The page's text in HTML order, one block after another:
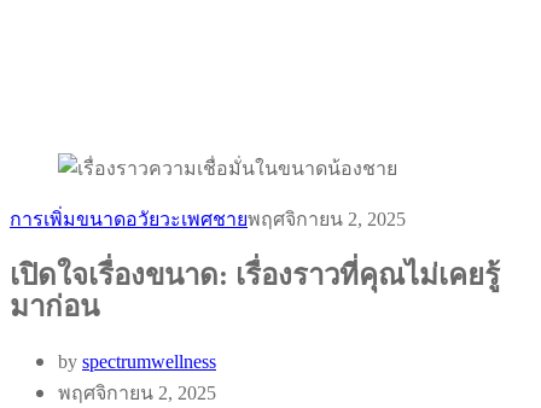
การเพิ่มขนาดอวัยวะเพศชายพฤศจิกายน 2, 2025
เปิดใจเรื่องขนาด: เรื่องราวที่คุณไม่เคยรู้
มาก่อน
by spectrumwellness
พฤศจิกายน 2, 2025